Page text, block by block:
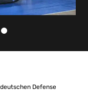
Defense